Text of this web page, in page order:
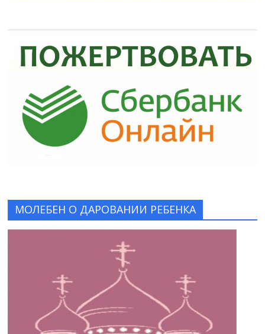
МОЛЕБЕН О ДАРОВАНИИ РЕБЕНКА